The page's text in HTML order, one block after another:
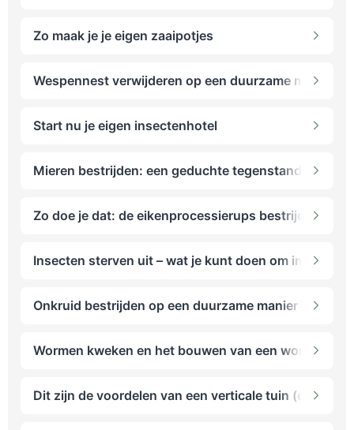
Zo maak je je eigen zaaipotjes
Wespennest verwijderen op een duurzame manier
Start nu je eigen insectenhotel
Mieren bestrijden: een geduchte tegenstander
Zo doe je dat: de eikenprocessierups bestrijden op
Insecten sterven uit – wat je kunt doen om
Onkruid bestrijden op een duurzame manier doe je
Wormen kweken en het bouwen van een wormen
Dit zijn de voordelen van een verticale tuin (en zo